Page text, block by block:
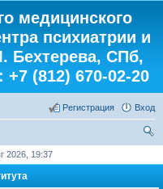
медицинского
психиатрии и
Бехтерева, СПб,
(812) 670-02-20
Вход
Регистрация
2026, 19:37